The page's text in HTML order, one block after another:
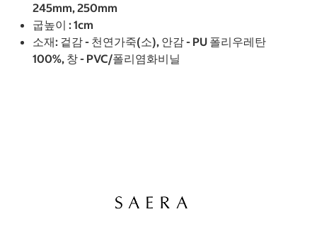
245mm, 250mm
굽높이 : 1cm
소재: 겉감 - 천연가죽(소), 안감 - PU 폴리우레탄
100%, 창 - PVC/폴리염화비닐